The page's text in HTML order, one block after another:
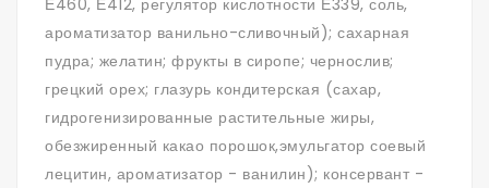
ароматизатор ванильно-сливочный); сахарная
пудра; желатин; фрукты в сиропе; чернослив;
грецкий орех; глазурь кондитерская (сахар,
гидрогенизированные растительные жиры,
обезжиренный какао порошок,эмульгатор соевый
лецитин, ароматизатор - ванилин); консервант -